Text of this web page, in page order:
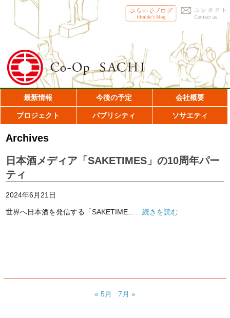
最新情報 今後の予定 会社概要
プロジェクト パブリシティ ソサエティ
Archives
日本酒メディア「SAKETIMES」の10周年パー
ティ
2024年6月21日
世界へ日本酒を発信する「SAKETIME... ...続きを読む
« 5月 7月 »